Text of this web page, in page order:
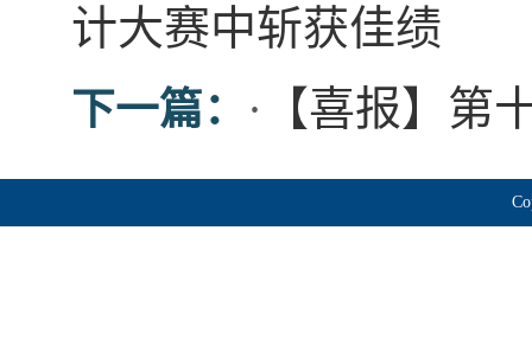
计大赛中斩获佳绩
下一篇： · 【喜报】第